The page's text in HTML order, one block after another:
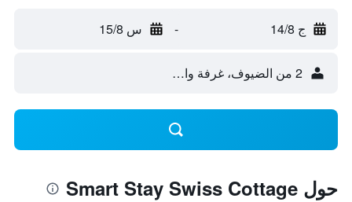
ج 14/8 - س 15/8
2 من الضيوف، غرفة واحدة
حول Smart Stay Swiss Cottage